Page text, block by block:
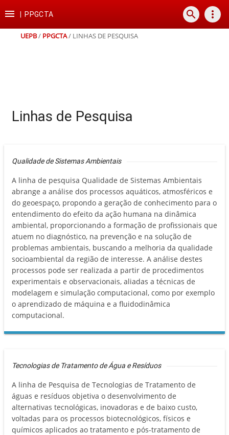
para
conteúdo
para
para
para
rodapé
 PPGCTA search more_vert
UEPB/ PPGCTA/ LINHAS DE PESQUISA
Linhas de Pesquisa
Qualidade de Sistemas Ambientais
A linha de pesquisa Qualidade de Sistemas Ambientais
abrange a análise dos processos aquáticos, atmosféricos e
do geoespaço, propondo a geração de conhecimento para o
entendimento do efeito da ação humana na dinâmica
ambiental, proporcionando a formação de profissionais que
atuem no diagnóstico, na prevenção e na solução de
problemas ambientais, buscando a melhoria da qualidade
socioambiental da região de interesse. A análise destes
processos pode ser realizada a partir de procedimentos
experimentais e observacionais, aliadas a técnicas de
modelagem e simulação computacional, como por exemplo
o aprendizado de máquina e a fluidodinâmica
computacional.
Tecnologias de Tratamento de Água e Resíduos
A linha de Pesquisa de Tecnologias de Tratamento de
águas e resíduos objetiva o desenvolvimento de
alternativas tecnológicas, inovadoras e de baixo custo,
voltadas para os processos biotecnológicos, físicos e
químicos aplicados ao tratamento e pós-tratamento de